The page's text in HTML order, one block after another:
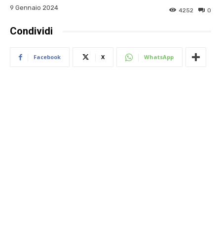
9 Gennaio 2024 0
4252
Condividi
Facebook X WhatsApp